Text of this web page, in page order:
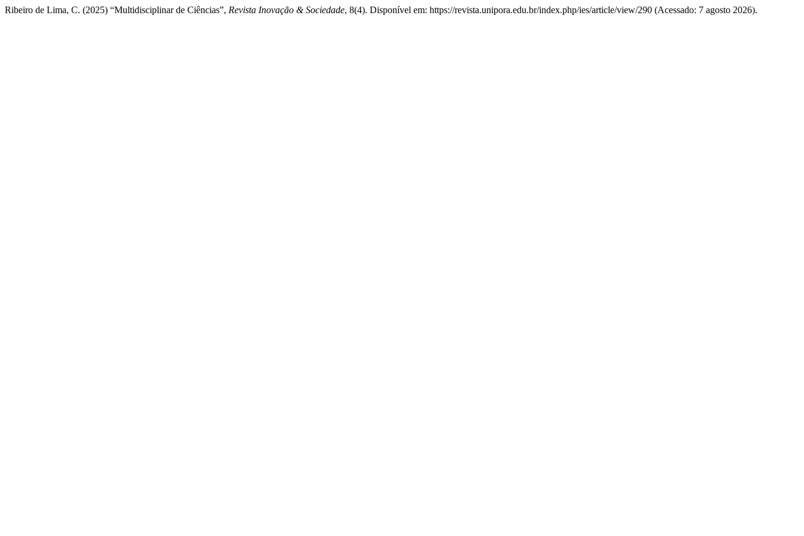
Ribeiro de Lima, C. (2025) “Multidisciplinar de Ciências”, Revista Inovação & Sociedade, 8(4). Disponível em: https://revista.unipora.edu.br/index.php/ies/article/view/290 (Acessado: 7 agosto 2026).